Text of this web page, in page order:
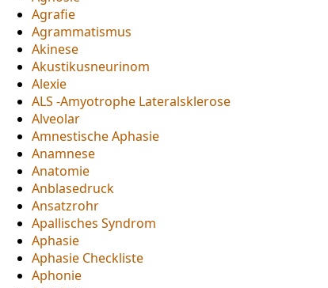
Agrafie
Agrammatismus
Akinese
Akustikusneurinom
Alexie
ALS -Amyotrophe Lateralsklerose
Alveolar
Amnestische Aphasie
Anamnese
Anatomie
Anblasedruck
Ansatzrohr
Apallisches Syndrom
Aphasie
Aphasie Checkliste
Aphonie